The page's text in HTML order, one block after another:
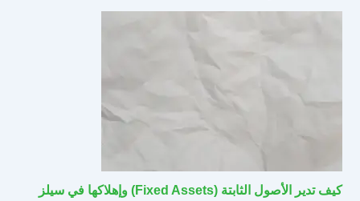
كيف تدير الأصول الثابتة (Fixed Assets) وإهلاكها في سيلز